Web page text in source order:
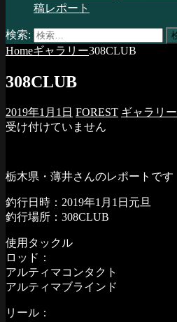
稿レポート
検索:
Homeギャラリー308CLUB
308CLUB
2019年1月1日 FOREST ギャラリー
受け付けていません
栃木県・薄井さんのレポートです
釣行日時：2019年1月1日元旦
釣行場所：308CLUB
使用タックル
ロッド：
アルティマコンタクト
アルティマブラインド
リール：